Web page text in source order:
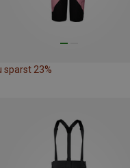
sparst 23%